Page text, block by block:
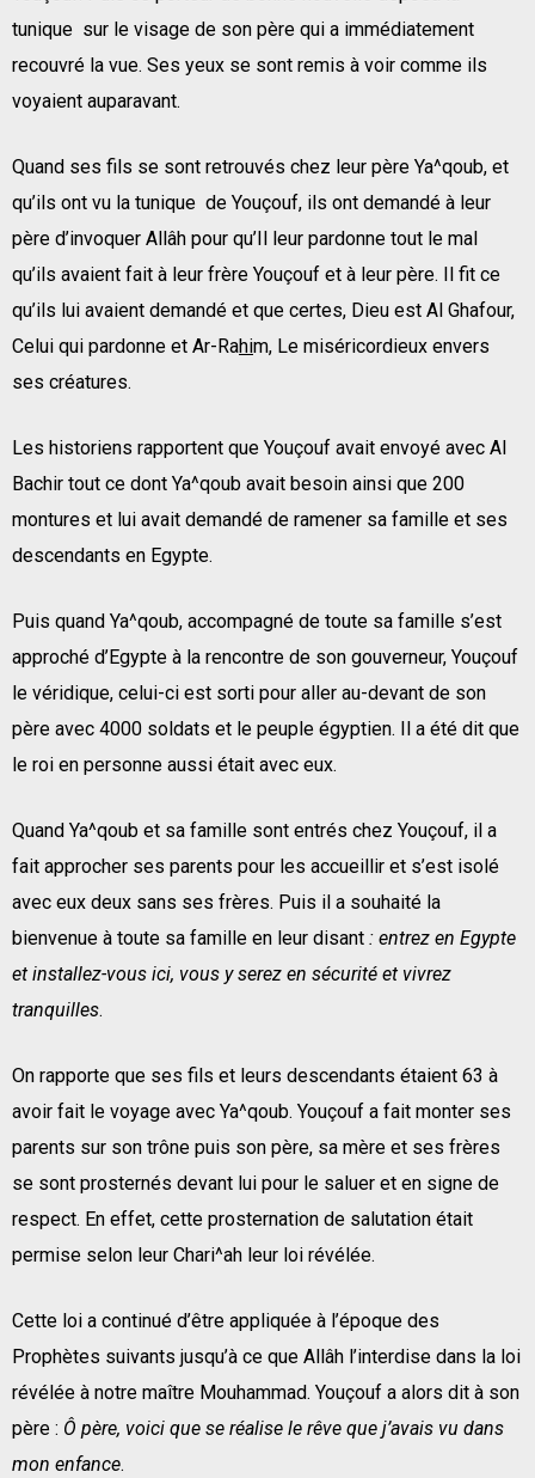
tunique sur le visage de son père qui a immédiatement
recouvré la vue. Ses yeux se sont remis à voir comme ils
voyaient auparavant.
Quand ses fils se sont retrouvés chez leur père Ya^qoub, et
qu’ils ont vu la tunique de Youçouf, ils ont demandé à leur
père d’invoquer Allâh pour qu’Il leur pardonne tout le mal
qu’ils avaient fait à leur frère Youçouf et à leur père. Il fit ce
qu’ils lui avaient demandé et que certes, Dieu est Al Ghafour,
Celui qui pardonne et Ar-Rahim, Le miséricordieux envers
ses créatures.
Les historiens rapportent que Youçouf avait envoyé avec Al
Bachir tout ce dont Ya^qoub avait besoin ainsi que 200
montures et lui avait demandé de ramener sa famille et ses
descendants en Egypte.
Puis quand Ya^qoub, accompagné de toute sa famille s’est
approché d’Egypte à la rencontre de son gouverneur, Youçouf
le véridique, celui-ci est sorti pour aller au-devant de son
père avec 4000 soldats et le peuple égyptien. Il a été dit que
le roi en personne aussi était avec eux.
Quand Ya^qoub et sa famille sont entrés chez Youçouf, il a
fait approcher ses parents pour les accueillir et s’est isolé
avec eux deux sans ses frères. Puis il a souhaité la
bienvenue à toute sa famille en leur disant : entrez en Egypte
et installez-vous ici, vous y serez en sécurité et vivrez
tranquilles.
On rapporte que ses fils et leurs descendants étaient 63 à
avoir fait le voyage avec Ya^qoub. Youçouf a fait monter ses
parents sur son trône puis son père, sa mère et ses frères
se sont prosternés devant lui pour le saluer et en signe de
respect. En effet, cette prosternation de salutation était
permise selon leur Chari^ah leur loi révélée.
Cette loi a continué d’être appliquée à l’époque des
Prophètes suivants jusqu’à ce que Allâh l’interdise dans la loi
révélée à notre maître Mouhammad. Youçouf a alors dit à son
père : Ô père, voici que se réalise le rêve que j’avais vu dans
mon enfance.